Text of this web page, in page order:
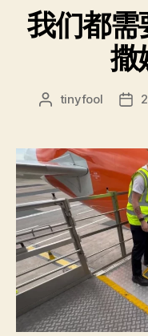
我们都需
撒
文
者
tinyfool
发
期